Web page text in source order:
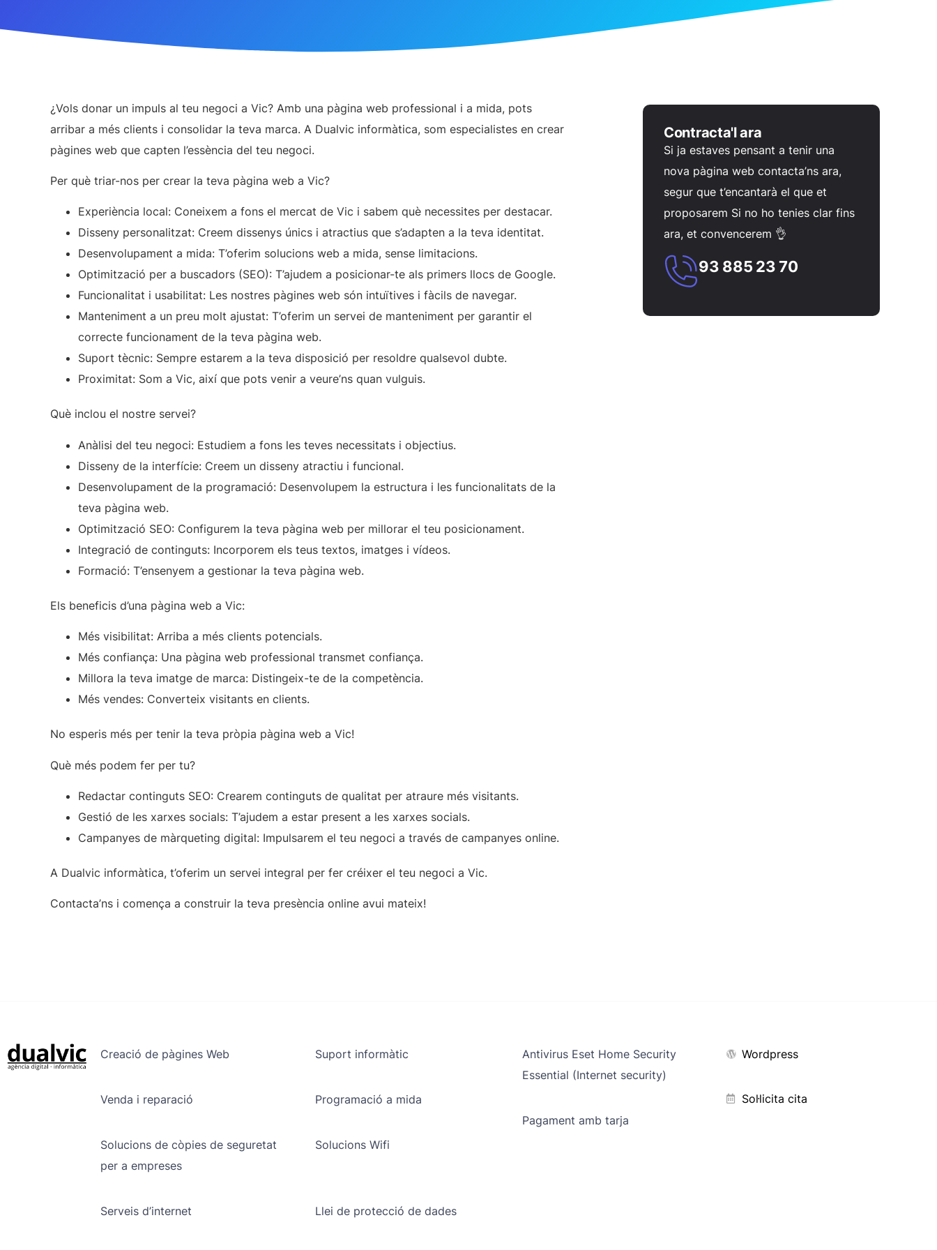
¿Vols donar un impuls al teu negoci a Vic? Amb una pàgina web professional i a mida, pots
arribar a més clients i consolidar la teva marca. A Dualvic informàtica, som especialistes en crear
pàgines web que capten l’essència del teu negoci.
Per què triar-nos per crear la teva pàgina web a Vic?
Experiència local: Coneixem a fons el mercat de Vic i sabem què necessites per destacar.
Disseny personalitzat: Creem dissenys únics i atractius que s’adapten a la teva identitat.
Desenvolupament a mida: T’oferim solucions web a mida, sense limitacions.
Optimització per a buscadors (SEO): T’ajudem a posicionar-te als primers llocs de Google.
Funcionalitat i usabilitat: Les nostres pàgines web són intuïtives i fàcils de navegar.
Manteniment a un preu molt ajustat: T’oferim un servei de manteniment per garantir el
correcte funcionament de la teva pàgina web.
Suport tècnic: Sempre estarem a la teva disposició per resoldre qualsevol dubte.
Proximitat: Som a Vic, així que pots venir a veure’ns quan vulguis.
Què inclou el nostre servei?
Anàlisi del teu negoci: Estudiem a fons les teves necessitats i objectius.
Disseny de la interfície: Creem un disseny atractiu i funcional.
Desenvolupament de la programació: Desenvolupem la estructura i les funcionalitats de la
teva pàgina web.
Optimització SEO: Configurem la teva pàgina web per millorar el teu posicionament.
Integració de continguts: Incorporem els teus textos, imatges i vídeos.
Formació: T’ensenyem a gestionar la teva pàgina web.
Els beneficis d’una pàgina web a Vic:
Més visibilitat: Arriba a més clients potencials.
Més confiança: Una pàgina web professional transmet confiança.
Millora la teva imatge de marca: Distingeix-te de la competència.
Més vendes: Converteix visitants en clients.
No esperis més per tenir la teva pròpia pàgina web a Vic!
Què més podem fer per tu?
Redactar continguts SEO: Crearem continguts de qualitat per atraure més visitants.
Gestió de les xarxes socials: T’ajudem a estar present a les xarxes socials.
Campanyes de màrqueting digital: Impulsarem el teu negoci a través de campanyes online.
A Dualvic informàtica, t’oferim un servei integral per fer créixer el teu negoci a Vic.
Contacta’ns i comença a construir la teva presència online avui mateix!
Contracta'l ara
Si ja estaves pensant a tenir una
nova pàgina web contacta’ns ara,
segur que t’encantarà el que et
proposarem Si no ho tenies clar fins
ara, et convencerem 👌
93 885 23 70
Creació de pàgines Web Suport informàtic
Venda i reparació Programació a mida
Solucions de còpies de seguretat
per a empreses
Solucions Wifi
Serveis d’internet Llei de protecció de dades
Antivirus Eset Home Security
Essential (Internet security)
Pagament amb tarja
Wordpress
Sol·licita cita